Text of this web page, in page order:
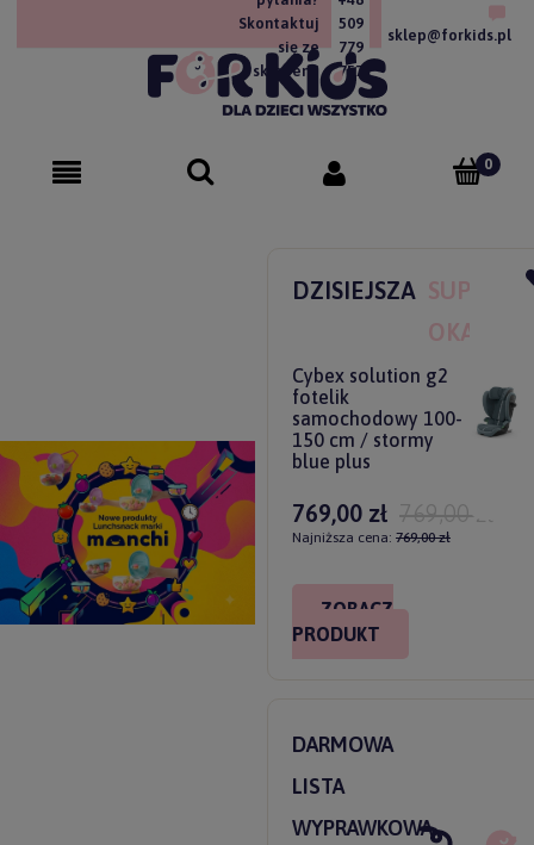
Skontaktuj
się ze
sklepem!
509
779
757
sklep@forkids.pl
DZISIEJSZA SUPER
OKAZJA
Cybex solution g2
fotelik
samochodowy 100-
150 cm / stormy
blue plus
769,00 zł 769,00 zł
Najniższa cena: 769,00 zł
ZOBACZ
PRODUKT
DARMOWA
LISTA
WYPRAWKOWA